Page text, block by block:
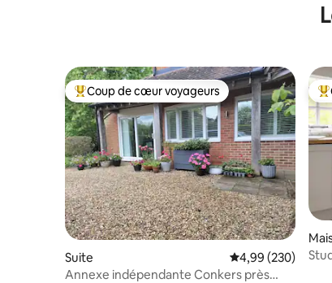
Coups de cœur voyageurs les plus appréciés
Coup de cœur voyageurs
Suite Évaluation
4,99 (230)
Annexe indépendante Conkers près